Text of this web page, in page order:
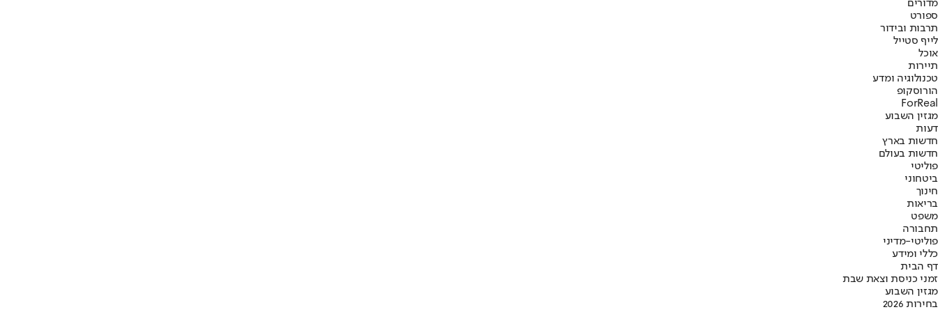
מדורים
ספורט
תרבות ובידור
לייף סטייל
אוכל
תיירות
טכנולוגיה ומדע
הורוסקופ
ForReal
מגזין השבוע
דעות
חדשות בארץ
חדשות בעולם
פוליטי
ביטחוני
חינוך
בריאות
משפט
תחבורה
פוליטי-מדיני
כללי ומידע
דף הבית
זמני כניסת וצאת שבת
מגזין השבוע
בחירות 2026